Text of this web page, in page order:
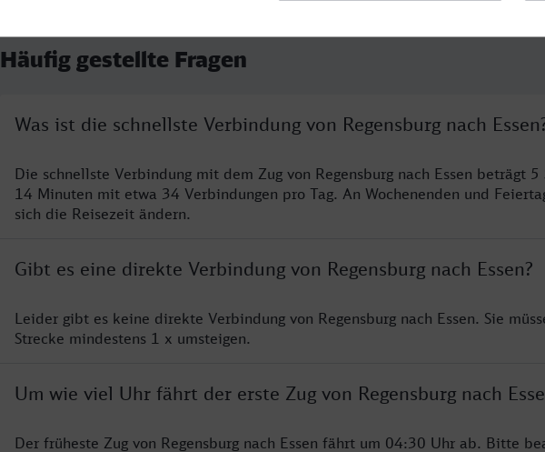
Häufig gestellte Fragen
Was ist die schnellste Verbindung von Regensburg nach
Die schnellste Verbindung mit dem Zug von Regensburg nach Essen beträgt 5
14 Minuten mit etwa 34 Verbindungen pro Tag. An Wochenenden und
sich die Reisezeit ändern.
Gibt es eine direkte Verbindung von Regensburg nach Essen?
Leider gibt es keine direkte Verbindung von Regensburg nach Essen. Sie
Strecke mindestens 1 x umsteigen.
Um wie viel Uhr fährt der erste Zug von Regensburg nach
Der früheste Zug von Regensburg nach Essen fährt um 04:30 Uhr ab. Bitte